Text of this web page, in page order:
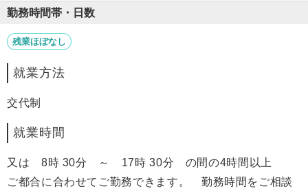
勤務時間帯・日数
残業ほぼなし
就業方法
交代制
就業時間
又は 8時 30分 ～ 17時 30分 の間の4時間以上
ご都合に合わせてご勤務できます。 勤務時間をご相談